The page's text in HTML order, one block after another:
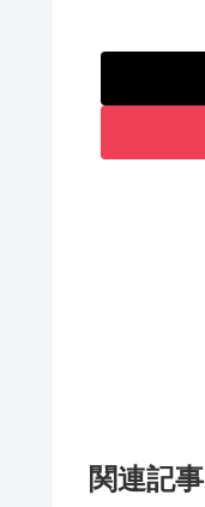
関連記事